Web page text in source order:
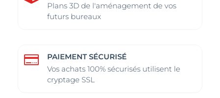
du
produit
du
produit
du
du
Plans 3D de l'aménagement de vos
futurs bureaux

PAIEMENT SÉCURISÉ
Vos achats 100% sécurisés utilisent le
cryptage SSL